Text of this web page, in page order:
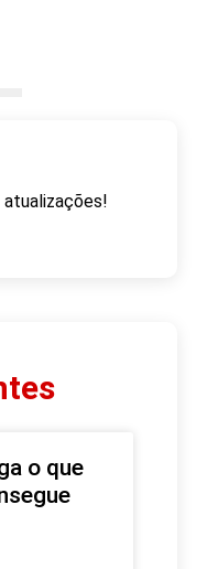
atualizações!
o que